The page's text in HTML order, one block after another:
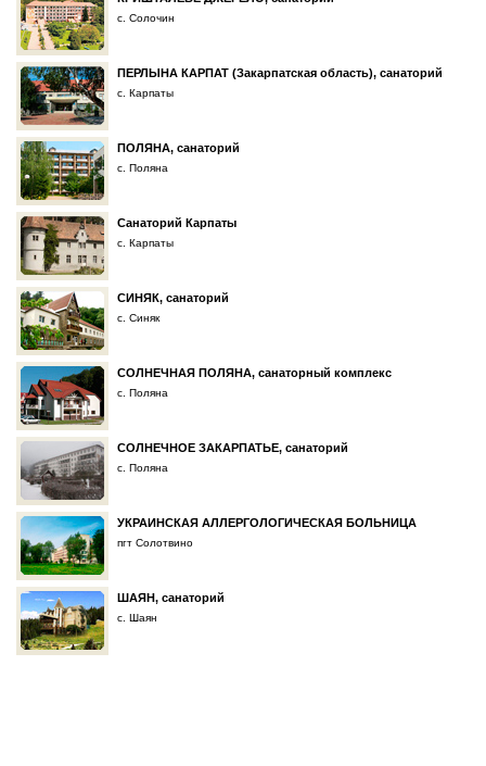
с. Солочин
ПЕРЛЫНА КАРПАТ (Закарпатская область), санаторий
с. Карпаты
ПОЛЯНА, санаторий
с. Поляна
Санаторий Карпаты
с. Карпаты
СИНЯК, санаторий
с. Синяк
СОЛНЕЧНАЯ ПОЛЯНА, санаторный комплекс
с. Поляна
СОЛНЕЧНОЕ ЗАКАРПАТЬЕ, санаторий
с. Поляна
УКРАИНСКАЯ АЛЛЕРГОЛОГИЧЕСКАЯ БОЛЬНИЦА
пгт Солотвино
ШАЯН, санаторий
с. Шаян